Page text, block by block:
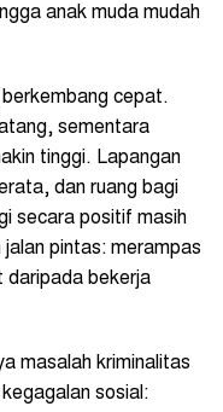
anak muda mudah
cepat.
sementara
tinggi. Lapangan
dan ruang bagi
secara positif masih
pintas: merampas
daripada bekerja
masalah kriminalitas
sosial: